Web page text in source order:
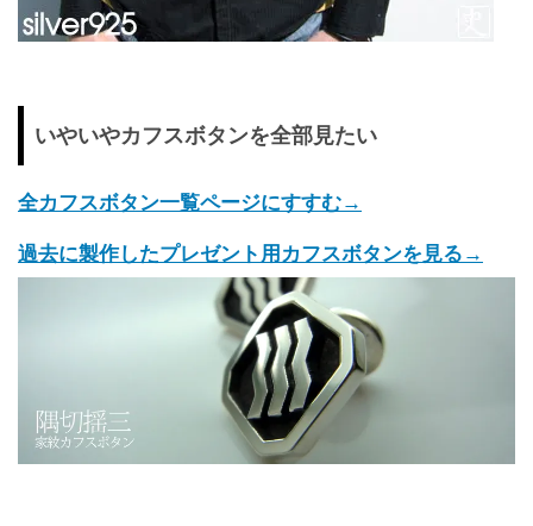
いやいやカフスボタンを全部見たい
全カフスボタン一覧ページにすすむ→
過去に製作したプレゼント用カフスボタンを見る→